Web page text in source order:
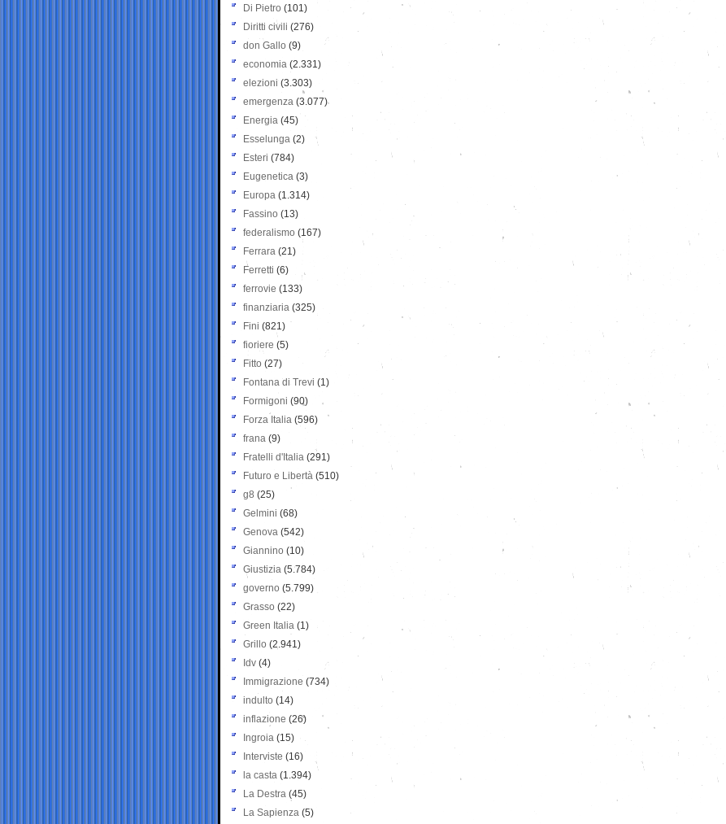
Di Pietro (101)
Diritti civili (276)
don Gallo (9)
economia (2.331)
elezioni (3.303)
emergenza (3.077)
Energia (45)
Esselunga (2)
Esteri (784)
Eugenetica (3)
Europa (1.314)
Fassino (13)
federalismo (167)
Ferrara (21)
Ferretti (6)
ferrovie (133)
finanziaria (325)
Fini (821)
fioriere (5)
Fitto (27)
Fontana di Trevi (1)
Formigoni (90)
Forza Italia (596)
frana (9)
Fratelli d'Italia (291)
Futuro e Libertà (510)
g8 (25)
Gelmini (68)
Genova (542)
Giannino (10)
Giustizia (5.784)
governo (5.799)
Grasso (22)
Green Italia (1)
Grillo (2.941)
Idv (4)
Immigrazione (734)
indulto (14)
inflazione (26)
Ingroia (15)
Interviste (16)
la casta (1.394)
La Destra (45)
La Sapienza (5)